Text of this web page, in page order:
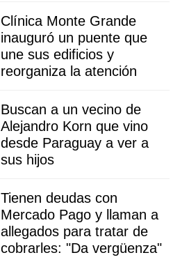
Clínica Monte Grande
inauguró un puente que
une sus edificios y
reorganiza la atención
Buscan a un vecino de
Alejandro Korn que vino
desde Paraguay a ver a
sus hijos
Tienen deudas con
Mercado Pago y llaman a
allegados para tratar de
cobrarles: "Da vergüenza"